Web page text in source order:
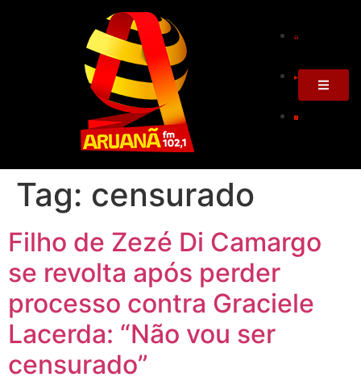
Tag: censurado
Filho de Zezé Di Camargo
se revolta após perder
processo contra Graciele
Lacerda: “Não vou ser
censurado”